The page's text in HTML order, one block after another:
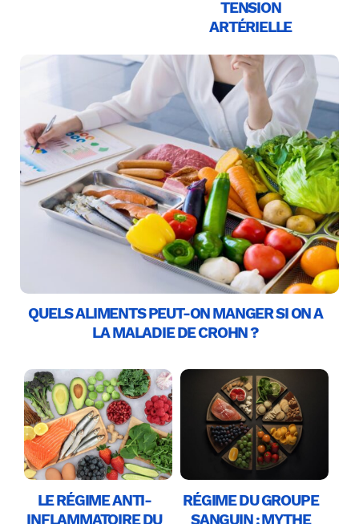
TENSION
ARTÉRIELLE
QUELS ALIMENTS PEUT-ON MANGER SI ON A
LA MALADIE DE CROHN ?
LE RÉGIME ANTI-
INFLAMMATOIRE DU
RÉGIME DU GROUPE
SANGUIN : MYTHE